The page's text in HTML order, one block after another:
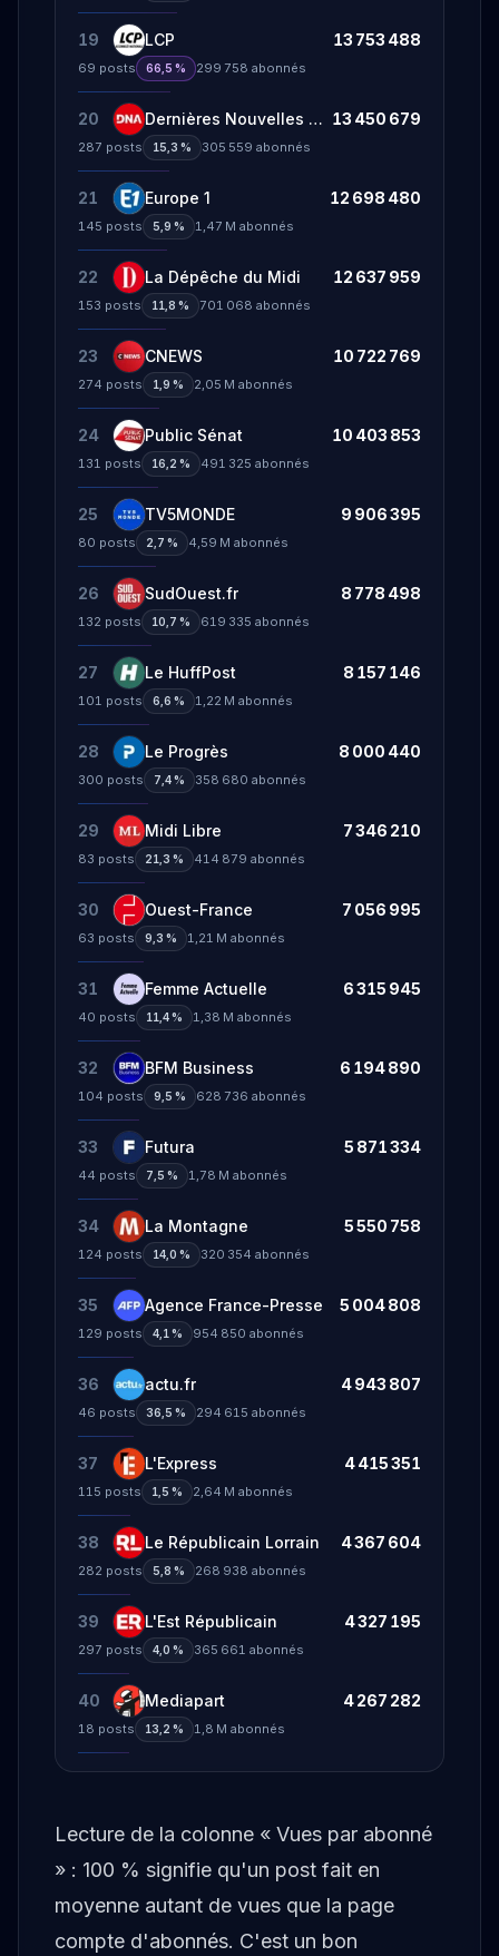
19 LCP 13 753 488
69 posts 66,5 % 299 758 abonnés
20 Dernières Nouvelles d'Alsace 13 450 679
287 posts 15,3 % 305 559 abonnés
21 Europe 1 12 698 480
145 posts 5,9 % 1,47 M abonnés
22 La Dépêche du Midi 12 637 959
153 posts 11,8 % 701 068 abonnés
23 CNEWS 10 722 769
274 posts 1,9 % 2,05 M abonnés
24 Public Sénat 10 403 853
131 posts 16,2 % 491 325 abonnés
25 TV5MONDE 9 906 395
80 posts 2,7 % 4,59 M abonnés
26 SudOuest.fr 8 778 498
132 posts 10,7 % 619 335 abonnés
27 Le HuffPost 8 157 146
101 posts 6,6 % 1,22 M abonnés
28 Le Progrès 8 000 440
300 posts 7,4 % 358 680 abonnés
29 Midi Libre 7 346 210
83 posts 21,3 % 414 879 abonnés
30 Ouest-France 7 056 995
63 posts 9,3 % 1,21 M abonnés
31 Femme Actuelle 6 315 945
40 posts 11,4 % 1,38 M abonnés
32 BFM Business 6 194 890
104 posts 9,5 % 628 736 abonnés
33 Futura 5 871 334
44 posts 7,5 % 1,78 M abonnés
34 La Montagne 5 550 758
124 posts 14,0 % 320 354 abonnés
35 Agence France-Presse 5 004 808
129 posts 4,1 % 954 850 abonnés
36 actu.fr 4 943 807
46 posts 36,5 % 294 615 abonnés
37 L'Express 4 415 351
115 posts 1,5 % 2,64 M abonnés
38 Le Républicain Lorrain 4 367 604
282 posts 5,8 % 268 938 abonnés
39 L'Est Républicain 4 327 195
297 posts 4,0 % 365 661 abonnés
40 Mediapart 4 267 282
18 posts 13,2 % 1,8 M abonnés
Lecture de la colonne « Vues par abonné
» : 100 % signifie qu'un post fait en
moyenne autant de vues que la page
compte d'abonnés. C'est un bon